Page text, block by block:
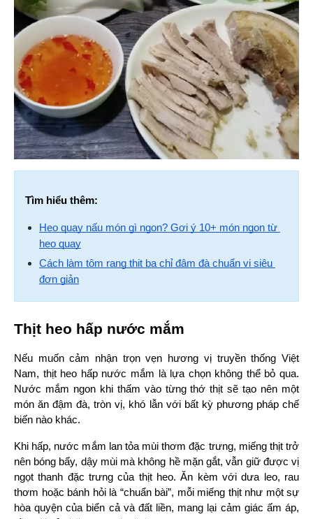
Tìm hiểu thêm:
Heo quay nấu món gì ngon? Gợi ý 10+ món ngon từ
heo quay
Cách làm tôm rang thịt ba chỉ đậm đà chuẩn vị siêu
đơn giản
Thịt heo hấp nước mắm
Nếu muốn cảm nhận trọn vẹn hương vị truyền thống Việt
Nam, thịt heo hấp nước mắm là lựa chọn không thể bỏ qua.
Nước mắm ngon khi thấm vào từng thớ thịt sẽ tạo nên một
món ăn đậm đà, tròn vị, khó lẫn với bất kỳ phương pháp chế
biến nào khác.
Khi hấp, nước mắm lan tỏa mùi thơm đặc trưng, miếng thịt trở
nên bóng bẩy, dậy mùi mà không hề mặn gắt, vẫn giữ được vị
ngọt thanh đặc trưng của thịt heo. Ăn kèm với dưa leo, rau
thơm hoặc bánh hỏi là “chuẩn bài”, mỗi miếng thịt như một sự
hòa quyện của biển cả và đất liền, mang lại cảm giác ấm áp,